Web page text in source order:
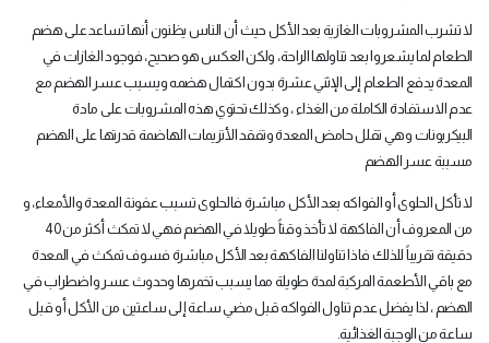
لا تشرب المشروبات الغازية بعد الأكل حيث أن الناس يظنون أنها تساعد على هضم
الطعام لما يشعروا بعد تناولها الراحة، ولكن العكس هو صحيح، فوجود الغازات في
المعدة يدفع الطعام إلى الإثني عشرة بدون اكتمال هضمه ويسبب عسر الهضم مع
عدم الاستفادة الكاملة من الغذاء ، وكذلك تحتوي هذه المشروبات على مادة
البيكربونات وهي تقلل حامض المعدة وتفقد الأنزيمات الهاضمة قدرتها على الهضم
مسببة عسر الهضم
لا تأكل الحلوى أو الفواكه بعد الأكل مباشرة فالحلوى تسبب عفونة المعدة والأمعاء، و
من المعروف أن الفاكهة لا تأخذ وقتاً طويلا في الهضم فهي لا تمكث أكثر من 40
دقيقة تقريباً للذلك فاذا تناولنا الفاكهة بعد الأكل مباشرة فسوف تمكث في المعدة
مع باقي الأطعمة المركبة لمدة طويلة مما يسبب تخمرها وحدوث عسر واضطراب في
الهضم ، لذا يفضل عدم تناول الفواكه قبل مضي ساعة إلى ساعتين من الأكل أو قبل
ساعة من الوجبة الغذائية.